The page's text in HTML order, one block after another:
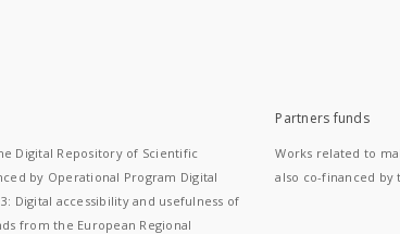
Digital Repository of Scientific
by Operational Program Digital
Digital accessibility and usefulness of
from the European Regional
Partners funds
Works related to
also co-financed by